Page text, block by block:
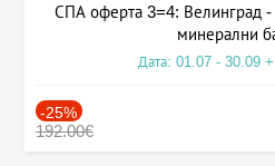
СПА оферта 3=4: Велинград -
минерални
Дата: 01.07 - 30.09
-25%
192.00€